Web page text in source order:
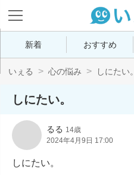
新着 おすすめ
いぇる 心の悩み しにたい。
しにたい。
るる 14歳
2024年4月9日 17:00
しにたい。